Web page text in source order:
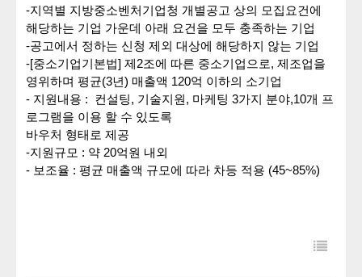
-지역별 지방중소벤처기업청 개별공고 상의 모집요건에
해당하는 기업 가운데 아래 요건을 모두 충족하는 기업
-공고에서 정하는 신청 제외 대상에 해당하지 않는 기업
-[중소기업기본법] 제 2조에 따른 중소기업으로, 제조업을
영위하며 평균(3년) 매출액 120억 이하의 소기업
- 지원내용 : 컨설팅, 기술지원 , 마케팅 3가지 분야,10개 프
로그램을 이용 할 수 있도록
바우처 형태로 제공
-지원규모 : 약 20억원 내외
- 보조율 : 평균 매출액 규모에 따라 차등 적용 (45~85%)